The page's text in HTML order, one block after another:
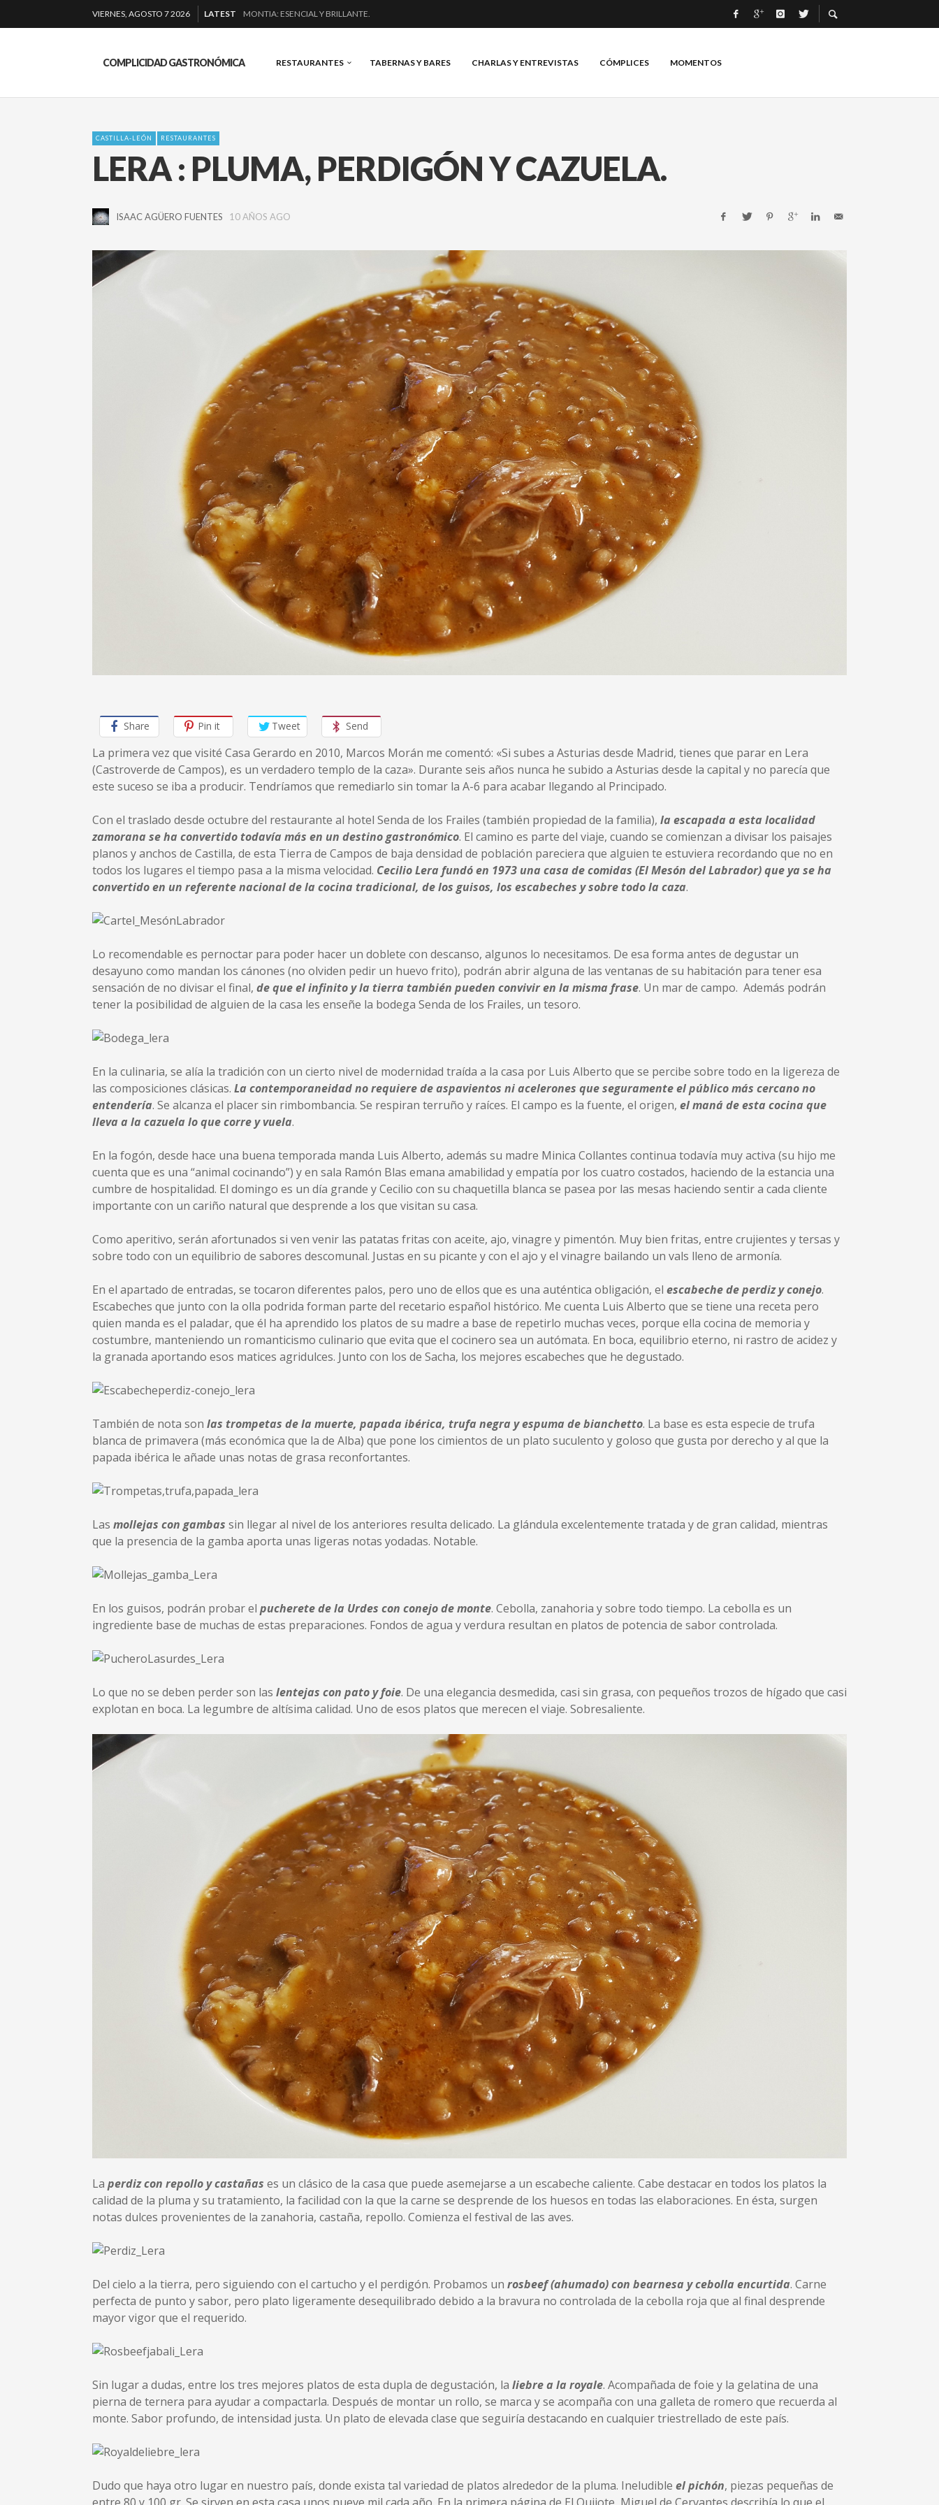
VIERNES, AGOSTO 7 2026 LATEST
MONTIA: ESENCIAL Y BRILLANTE.
BAKKO: NIGIRIS, VINO Y BRASAS.
EL BARUCO DE ANERO: MUCHO MÁS QUE UN BAR.
COMPLICIDAD GASTRONÓMICA RESTAURANTES TABERNAS Y BARES CHARLAS Y ENTREVISTAS CÓMPLICES MOMENTOS
CASTILLA-LEÓN RESTAURANTES
LERA : PLUMA, PERDIGÓN Y CAZUELA.
ISAAC AGÜERO FUENTES 10 AÑOS AGO
Share Pin it Tweet Send
La primera vez que visité Casa Gerardo en 2010, Marcos Morán me comentó: «Si subes a Asturias desde Madrid, tienes que parar en Lera
(Castroverde de Campos), es un verdadero templo de la caza». Durante seis años nunca he subido a Asturias desde la capital y no parecía que
este suceso se iba a producir. Tendríamos que remediarlo sin tomar la A-6 para acabar llegando al Principado.
Con el traslado desde octubre del restaurante al hotel Senda de los Frailes (también propiedad de la familia), la escapada a esta localidad
zamorana se ha convertido todavía más en un destino gastronómico. El camino es parte del viaje, cuando se comienzan a divisar los paisajes
planos y anchos de Castilla, de esta Tierra de Campos de baja densidad de población pareciera que alguien te estuviera recordando que no en
todos los lugares el tiempo pasa a la misma velocidad. Cecilio Lera fundó en 1973 una casa de comidas (El Mesón del Labrador) que ya se ha
convertido en un referente nacional de la cocina tradicional, de los guisos, los escabeches y sobre todo la caza.
Lo recomendable es pernoctar para poder hacer un doblete con descanso, algunos lo necesitamos. De esa forma antes de degustar un
desayuno como mandan los cánones (no olviden pedir un huevo frito), podrán abrir alguna de las ventanas de su habitación para tener esa
sensación de no divisar el final, de que el infinito y la tierra también pueden convivir en la misma frase. Un mar de campo. Además podrán
tener la posibilidad de alguien de la casa les enseñe la bodega Senda de los Frailes, un tesoro.
En la culinaria, se alía la tradición con un cierto nivel de modernidad traída a la casa por Luis Alberto que se percibe sobre todo en la ligereza de
las composiciones clásicas. La contemporaneidad no requiere de aspavientos ni acelerones que seguramente el público más cercano no
entendería. Se alcanza el placer sin rimbombancia. Se respiran terruño y raíces. El campo es la fuente, el origen, el maná de esta cocina que
lleva a la cazuela lo que corre y vuela.
En la fogón, desde hace una buena temporada manda Luis Alberto, además su madre Minica Collantes continua todavía muy activa (su hijo me
cuenta que es una “animal cocinando”) y en sala Ramón Blas emana amabilidad y empatía por los cuatro costados, haciendo de la estancia una
cumbre de hospitalidad. El domingo es un día grande y Cecilio con su chaquetilla blanca se pasea por las mesas haciendo sentir a cada cliente
importante con un cariño natural que desprende a los que visitan su casa.
Como aperitivo, serán afortunados si ven venir las patatas fritas con aceite, ajo, vinagre y pimentón. Muy bien fritas, entre crujientes y tersas y
sobre todo con un equilibrio de sabores descomunal. Justas en su picante y con el ajo y el vinagre bailando un vals lleno de armonía.
En el apartado de entradas, se tocaron diferentes palos, pero uno de ellos que es una auténtica obligación, el escabeche de perdiz y conejo.
Escabeches que junto con la olla podrida forman parte del recetario español histórico. Me cuenta Luis Alberto que se tiene una receta pero
quien manda es el paladar, que él ha aprendido los platos de su madre a base de repetirlo muchas veces, porque ella cocina de memoria y
costumbre, manteniendo un romanticismo culinario que evita que el cocinero sea un autómata. En boca, equilibrio eterno, ni rastro de acidez y
la granada aportando esos matices agridulces. Junto con los de Sacha, los mejores escabeches que he degustado.
También de nota son las trompetas de la muerte, papada ibérica, trufa negra y espuma de bianchetto. La base es esta especie de trufa
blanca de primavera (más económica que la de Alba) que pone los cimientos de un plato suculento y goloso que gusta por derecho y al que la
papada ibérica le añade unas notas de grasa reconfortantes.
Las mollejas con gambas sin llegar al nivel de los anteriores resulta delicado. La glándula excelentemente tratada y de gran calidad, mientras
que la presencia de la gamba aporta unas ligeras notas yodadas. Notable.
En los guisos, podrán probar el pucherete de la Urdes con conejo de monte. Cebolla, zanahoria y sobre todo tiempo. La cebolla es un
ingrediente base de muchas de estas preparaciones. Fondos de agua y verdura resultan en platos de potencia de sabor controlada.
Lo que no se deben perder son las lentejas con pato y foie. De una elegancia desmedida, casi sin grasa, con pequeños trozos de hígado que casi
explotan en boca. La legumbre de altísima calidad. Uno de esos platos que merecen el viaje. Sobresaliente.
La perdiz con repollo y castañas es un clásico de la casa que puede asemejarse a un escabeche caliente. Cabe destacar en todos los platos la
calidad de la pluma y su tratamiento, la facilidad con la que la carne se desprende de los huesos en todas las elaboraciones. En ésta, surgen
notas dulces provenientes de la zanahoria, castaña, repollo. Comienza el festival de las aves.
Del cielo a la tierra, pero siguiendo con el cartucho y el perdigón. Probamos un rosbeef (ahumado) con bearnesa y cebolla encurtida. Carne
perfecta de punto y sabor, pero plato ligeramente desequilibrado debido a la bravura no controlada de la cebolla roja que al final desprende
mayor vigor que el requerido.
Sin lugar a dudas, entre los tres mejores platos de esta dupla de degustación, la liebre a la royale. Acompañada de foie y la gelatina de una
pierna de ternera para ayudar a compactarla. Después de montar un rollo, se marca y se acompaña con una galleta de romero que recuerda al
monte. Sabor profundo, de intensidad justa. Un plato de elevada clase que seguiría destacando en cualquier triestrellado de este país.
Dudo que haya otro lugar en nuestro país, donde exista tal variedad de platos alrededor de la pluma. Ineludible el pichón, piezas pequeñas de